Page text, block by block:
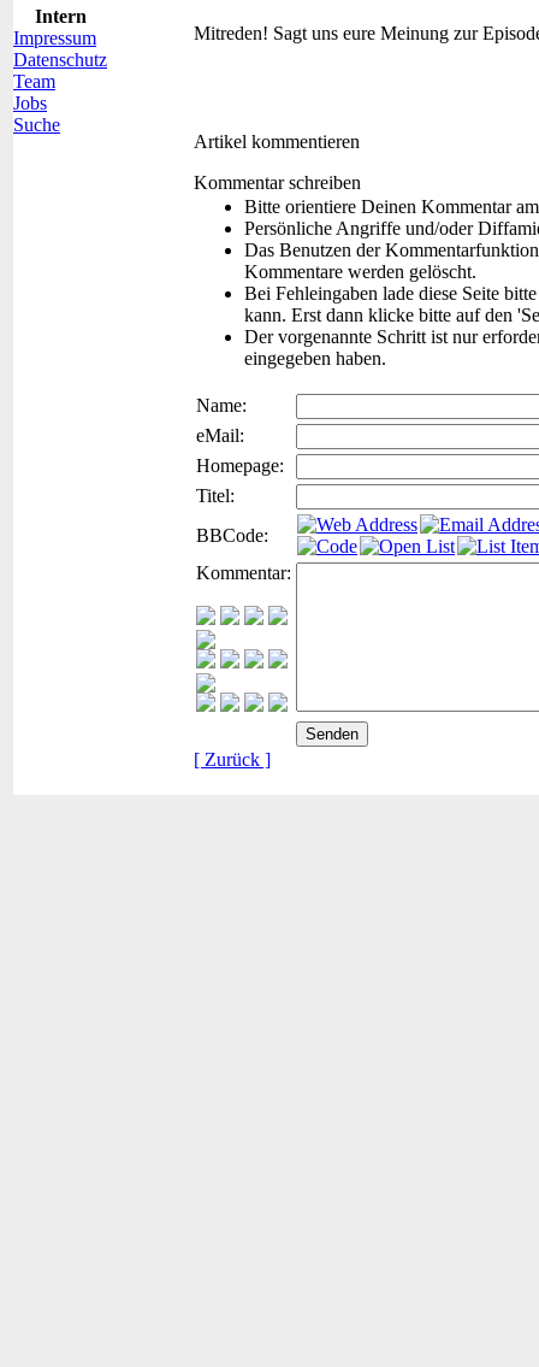
Intern
Impressum
Datenschutz
Team
Jobs
Suche
Mitreden! Sagt uns eure Meinung zur
Artikel kommentieren
Kommentar schreiben
Bitte orientiere Deinen Kommentar
Persönliche Angriffe und/oder
Das Benutzen der
Kommentare werden gelöscht.
Bei Fehleingaben lade diese Seite
kann. Erst dann klicke bitte auf den
Der vorgenannte Schritt ist nur
eingegeben haben.
Name:
eMail:
Homepage:
Titel:
BBCode:
Kommentar:
[ Zurück ]